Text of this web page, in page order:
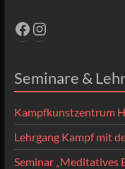
Facebook
Instagram
Seminare &
Kampfkunstzentrum
Lehrgang Kampf mit
Seminar „Meditatives